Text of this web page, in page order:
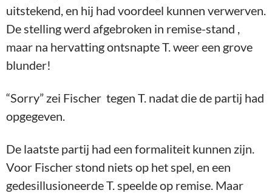
uitstekend, en hij had voordeel kunnen verwerven.
De stelling werd afgebroken in remise-stand ,
maar na hervatting ontsnapte T. weer een grove
blunder!
“Sorry” zei Fischer tegen T. nadat die de partij had
opgegeven.
De laatste partij had een formaliteit kunnen zijn.
Voor Fischer stond niets op het spel, en een
gedesillusioneerde T. speelde op remise. Maar